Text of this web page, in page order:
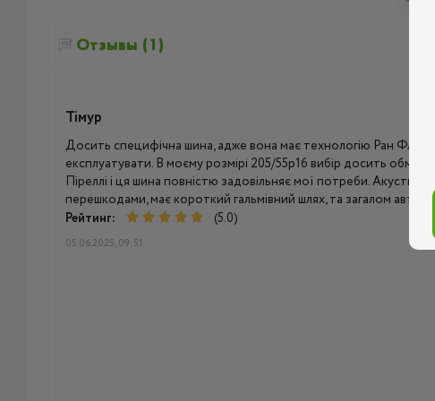
Отзывы (1)
Тімур
Досить специфічна шина, адже вона має технологію Ран Флет,
експлуатувати. В моєму розмірі 205/55р16 вибір досить
Піреллі і ця шина повністю задовільняє мої потреби.
перешкодами, має короткий гальмівний шлях, та загалом авто
Рейтинг:
(5.0)
05.06.2025, 09:51